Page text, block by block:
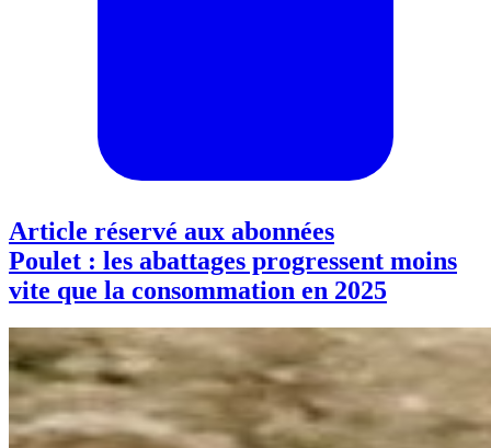
Article réservé aux abonnées
Poulet : les abattages progressent moins
vite que la consommation en 2025